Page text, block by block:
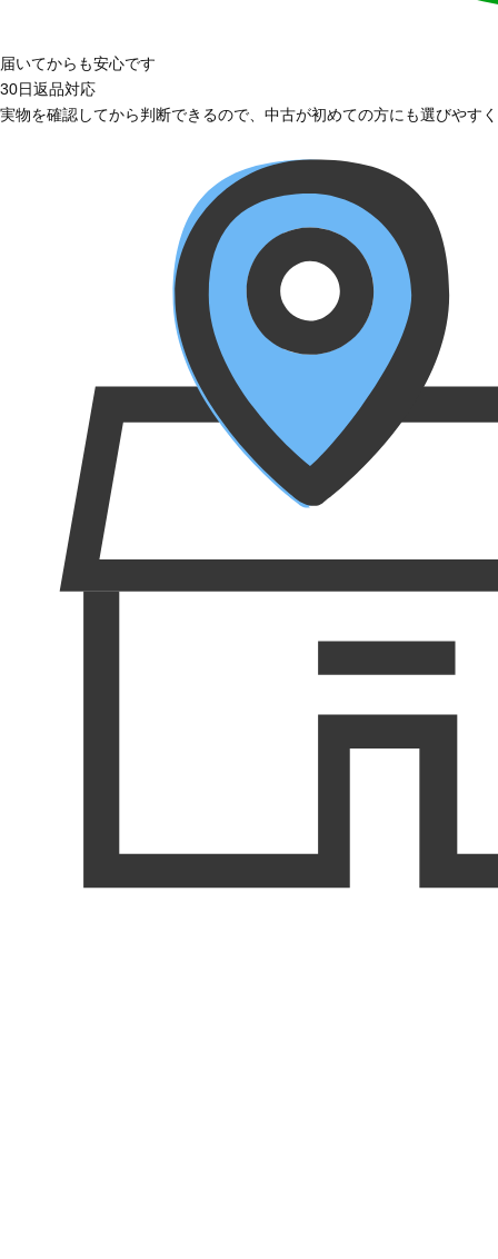
届いてからも安心です
30日返品対応
実物を確認してから判断できるので、中古が初めての方にも選びやす